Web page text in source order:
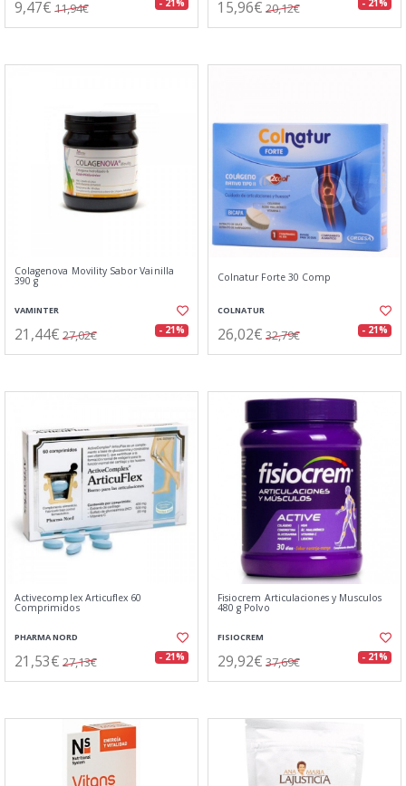
9,47€ 11,94€ - 21% 15,96€ 20,12€ - 21%
Colagenova Movility Sabor Vainilla
390 g
VAMINTER
21,44€ 27,02€ - 21%
Colnatur Forte 30 Comp
COLNATUR
26,02€ 32,79€ - 21%
Activecomplex Articuflex 60
Comprimidos
PHARMA NORD
21,53€ 27,13€ - 21%
Fisiocrem Articulaciones y Musculos
480 g Polvo
FISIOCREM
29,92€ 37,69€ - 21%